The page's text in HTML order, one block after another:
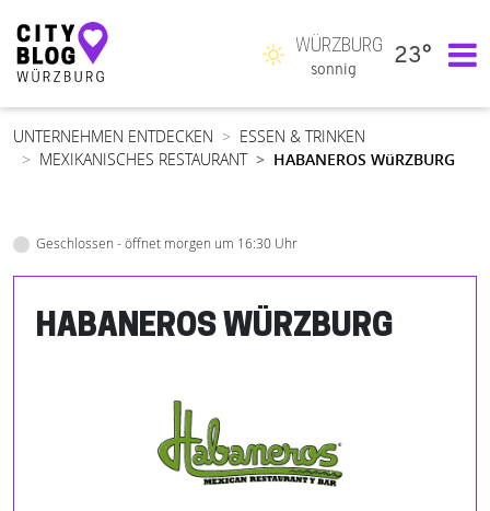
Hauptnavigation
WÜRZBURG
sonnig
23°
UNTERNEHMEN ENTDECKEN
ESSEN & TRINKEN
MEXIKANISCHES RESTAURANT
HABANEROS WüRZBURG
Geschlossen - öffnet morgen um 16:30 Uhr
HABANEROS WÜRZBURG